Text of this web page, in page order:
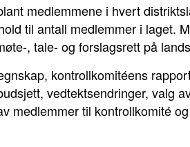
medlemmene i hvert
til antall medlemmer i laget.
, tale- og forslagsrett på
kontrollkomitéens
vedtektsendringer, valg
medlemmer til kontrollkomité